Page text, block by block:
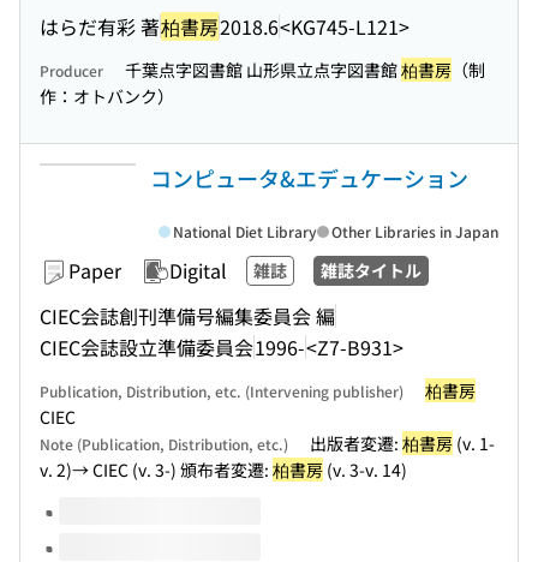
はらだ有彩 著柏書房2018.6<KG745-L121>
Producer 千葉点字図書館 山形県立点字図書館柏書房 （制
作：オトバンク）
コンピュータ&エデュケーション
Paper Digital 雑誌 雑誌タイトル
CIEC会誌創刊準備号編集委員会 編
CIEC会誌設立準備委員会1996-<Z7-B931>
National Diet Library Other Libraries in Japan
Publication, Distribution, etc. (Intervening publisher)
柏書房
CIEC
Note (Publication, Distribution, etc.) 出版者変遷: 柏書房 (v. 1-
v. 2)→ CIEC (v. 3-) 頒布者変遷: 柏書房 (v. 3-v. 14)
Volumes of this title